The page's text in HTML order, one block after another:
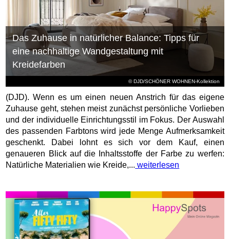
© DJD/SCHÖNER WOHNEN-Kollektion
Das Zuhause in natürlicher Balance: Tipps für
eine nachhaltige Wandgestaltung mit
Kreidefarben
(DJD). Wenn es um einen neuen Anstrich für das eigene
Zuhause geht, stehen meist zunächst persönliche Vorlieben
und der individuelle Einrichtungsstil im Fokus. Der Auswahl
des passenden Farbtons wird jede Menge Aufmerksamkeit
geschenkt. Dabei lohnt es sich vor dem Kauf, einen
genaueren Blick auf die Inhaltsstoffe der Farbe zu werfen:
Natürliche Materialien wie Kreide,... weiterlesen